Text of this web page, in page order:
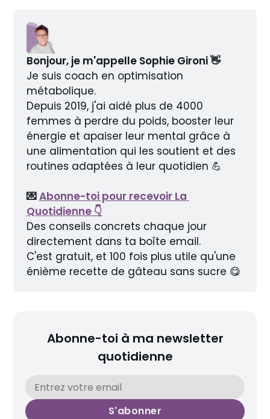
Bonjour, je m'appelle Sophie Gironi 👋
Je suis coach en optimisation
métabolique.
Depuis 2019, j'ai aidé plus de 4000
femmes à perdre du poids, booster leur
énergie et apaiser leur mental grâce à
une alimentation qui les soutient et des
routines adaptées à leur quotidien 💪
💌 Abonne-toi pour recevoir La
Quotidienne 👇
Des conseils concrets chaque jour
directement dans ta boîte email.
C'est gratuit, et 100 fois plus utile qu'une
énième recette de gâteau sans sucre 😋
Abonne-toi à ma newsletter
quotidienne
S'abonner